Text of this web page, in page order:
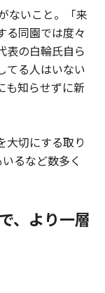
ないこと。「来
る同園では度々
表の白輪氏自ら
てる人はいない
も知らせずに新
大切にする取り
るなど数多く
、より一層